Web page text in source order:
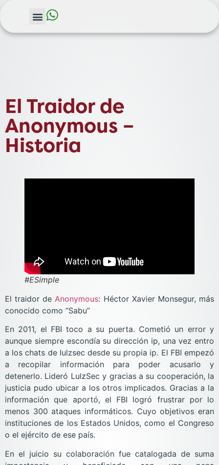
El Traidor de
Anonymous –
Historia
#ESimple
El traidor de Anonymous: Héctor Xavier Monsegur, más
conocido como “Sabu”
En 2011, el FBI toco a su puerta. Cometió un error y
aunque siempre escondía su dirección ip, una vez entro
a los chats de lulzsec desde su propia ip. El FBI empezó
a recopilar información para poder acusarlo y
detenerlo. Lideró LulzSec y gracias a su cooperación, la
justicia pudo ubicar a los otros implicados. Gracias a la
información que aportó, el FBI logró frustrar por lo
menos 300 ataques informáticos. Cuyo objetivos eran
instituciones de los Estados Unidos, como el Congreso
o el ejército de ese país.
En el juicio su colaboración fue catalogada de suma